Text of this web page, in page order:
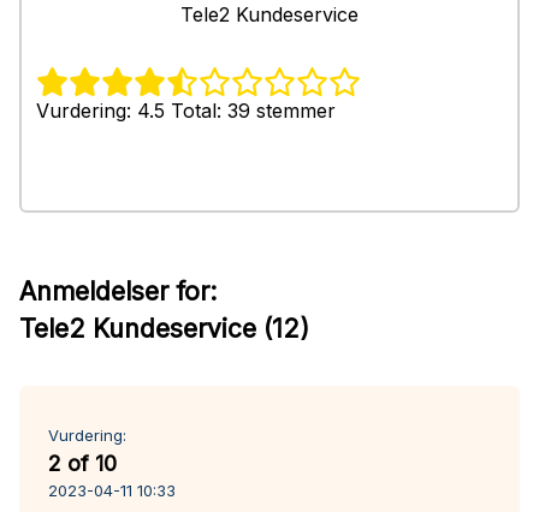
Tele2 Kundeservice
Vurdering: 4.5 Total: 39 stemmer
Anmeldelser for:
Tele2 Kundeservice (12)
Vurdering:
2 of 10
2023-04-11 10:33